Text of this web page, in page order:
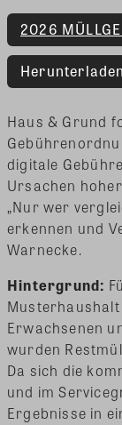
2026
Herunterladen
Haus & Grund
digitale
Ursachen
„Nur wer
erkennen und
Warnecke.
Hintergrund:
Erwachsenen
wurden
Da sich die
und im
Ergebnisse in